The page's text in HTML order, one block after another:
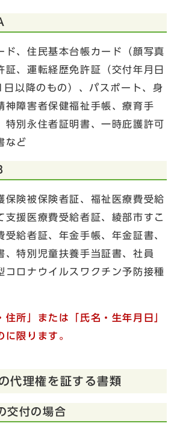
ド、住民基本台帳カード（顔写真
証、運転経歴免許証（交付年月日
以降のもの）、パスポート、身
神障害者保健福祉手帳、療育手
特別永住者証明書、一時庇護許可
など
保険被保険者証、福祉医療費受給
支援医療費受給者証、綾部市すこ
受給者証、年金手帳、年金証書、
、特別児童扶養手当証書、社員
コロナウイルスワクチン予防接種
住所」または「氏名・生年月日」
に限ります。
代理権を証する書類
交付の場合